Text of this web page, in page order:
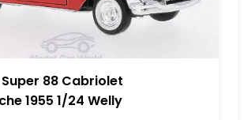
88 Cabriolet
1955 1/24 Welly